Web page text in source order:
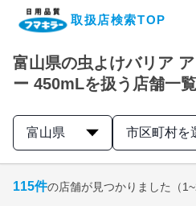
取扱店検索TOP
企業・IR情報サイト
製品情報サイト
富山県の虫よけバリア
ー 450mLを扱う店舗一覧
富山県 市区町村を
115件の店舗が見つかりました （